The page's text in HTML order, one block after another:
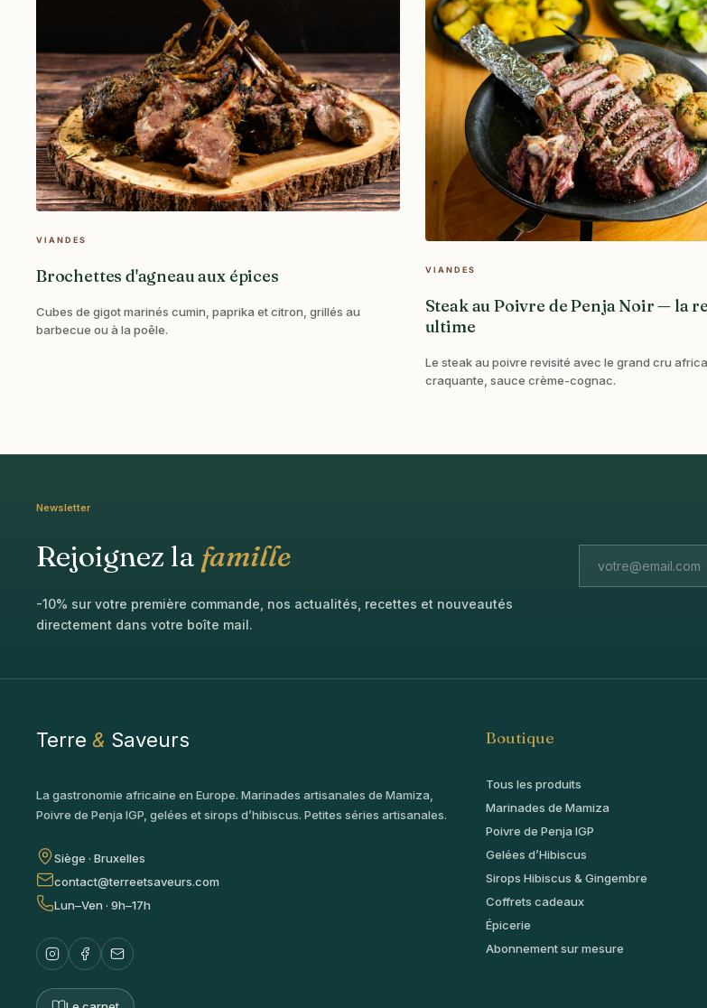
VIANDES
Brochettes d'agneau aux épices
Cubes de gigot marinés cumin, paprika et citron, grillés au
barbecue ou à la poêle.
VIANDES
Steak au Poivre de Penja Noir — la
ultime
Le steak au poivre revisité avec le grand cru
craquante, sauce crème-cognac.
Newsletter
Rejoignez la famille
-10% sur votre première commande, nos actualités, recettes et nouveautés
directement dans votre boîte mail.
Terre & Saveurs
La gastronomie africaine en Europe. Marinades artisanales de Mamiza,
Poivre de Penja IGP, gelées et sirops d’hibiscus. Petites séries artisanales.
Siège · Bruxelles
contact@terreetsaveurs.com
Lun–Ven · 9h–17h
Boutique
Tous les produits
Marinades de Mamiza
Poivre de Penja IGP
Gelées d’Hibiscus
Sirops Hibiscus & Gingembre
Coffrets cadeaux
Épicerie
Abonnement sur mesure